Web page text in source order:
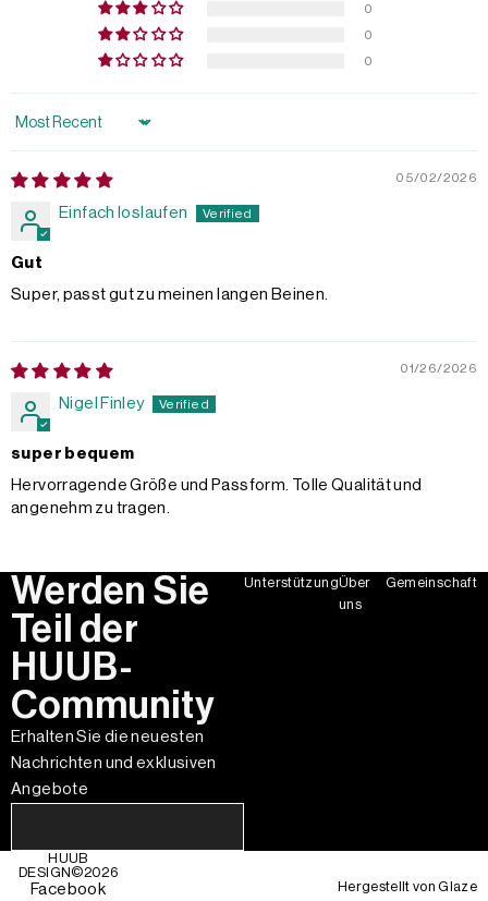
0
0
0
Sort by
05/02/2026
Einfach loslaufen
Gut
Super, passt gut zu meinen langen Beinen.
01/26/2026
Nigel Finley
super bequem
Hervorragende Größe und Passform. Tolle Qualität und
angenehm zu tragen.
Werden Sie
Teil der
HUUB-
Community
Erhalten Sie die neuesten
Nachrichten und exklusiven
Angebote
UnterstützungÜber
uns
Gemeinschaft
HUUB
DESIGN©2026
Facebook
Hergestellt vonGlaze